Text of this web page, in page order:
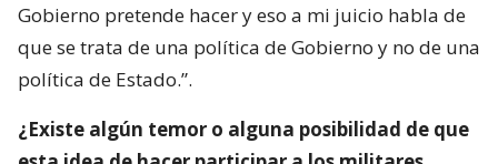
Gobierno pretende hacer y eso a mi juicio habla de
que se trata de una política de Gobierno y no de una
política de Estado.”.
¿Existe algún temor o alguna posibilidad de que